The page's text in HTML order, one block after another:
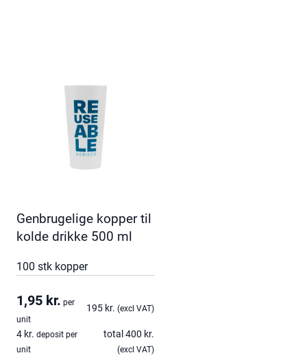
Genbrugelige kopper til
kolde drikke 500 ml
100 stk kopper
1,95 kr. per
unit
195 kr. (excl VAT)
4 kr. deposit per
unit
total 400 kr.
(excl VAT)